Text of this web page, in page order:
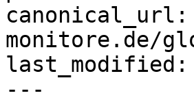
monitore.de/
last_modified:
---